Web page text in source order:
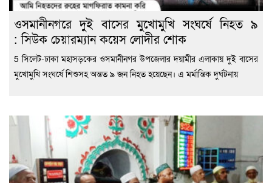
ওসমানীনগরে দুই বাসের মুখোমুখি সংঘর্ষে নিহত ৯
: সিউক চেয়ারম্যান কয়েস লোদীর শোক
5 সিলেট-ঢাকা মহাসড়কের ওসমানীনগর উপজেলার দয়ামীর এলাকায় দুই বাসের
মুখোমুখি সংঘর্ষে শিশুসহ অন্তত ৯ জন নিহত হয়েছেন। এ মর্মান্তিক দুর্ঘটনায়